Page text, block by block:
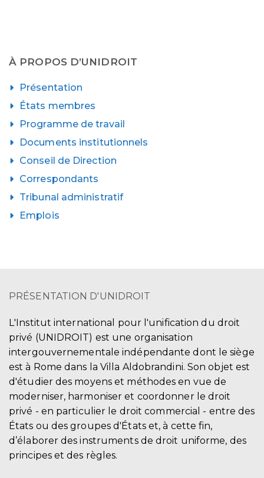
À PROPOS D’UNIDROIT
Présentation
États membres
Programme de travail
Documents institutionnels
Conseil de Direction
Correspondants
Tribunal administratif
Emplois
PRÉSENTATION D'UNIDROIT
L'Institut international pour l'unification du droit
privé (UNIDROIT) est une organisation
intergouvernementale indépendante dont le siège
est à Rome dans la Villa Aldobrandini. Son objet est
d'étudier des moyens et méthodes en vue de
moderniser, harmoniser et coordonner le droit
privé - en particulier le droit commercial - entre des
États ou des groupes d'États et, à cette fin,
d’élaborer des instruments de droit uniforme, des
principes et des règles.